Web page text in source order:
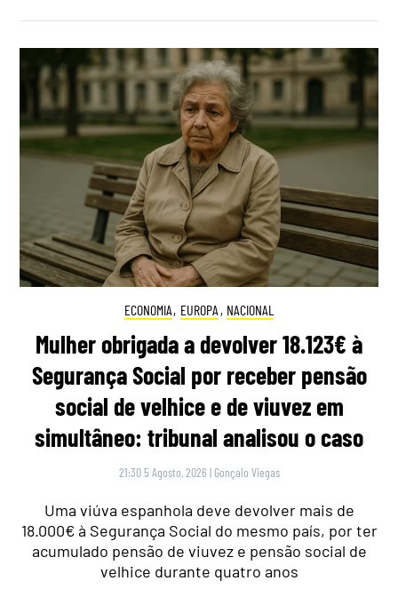
ECONOMIA, EUROPA , NACIONAL
Mulher obrigada a devolver 18.123€ à
Segurança Social por receber pensão
social de velhice e de viuvez em
simultâneo: tribunal analisou o caso
21:30 5 Agosto, 2026 | Gonçalo Viegas
Uma viúva espanhola deve devolver mais de
18.000€ à Segurança Social do mesmo país, por ter
acumulado pensão de viuvez e pensão social de
velhice durante quatro anos